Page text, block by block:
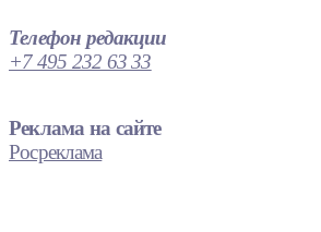
Телефон редакции
+7 495 232 63 33
Реклама на сайте
Росреклама